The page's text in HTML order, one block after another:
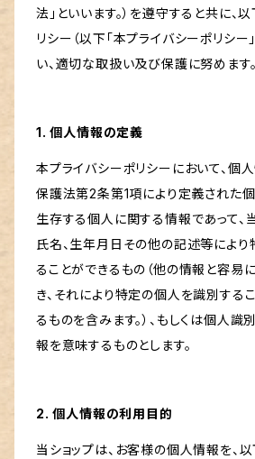
法」といいます。）を遵守すると共に、
リシー（以下「本プライバシーポリシー
い、適切な取扱い及び保護に努めます。
1. 個人情報の定義
本プライバシーポリシーにおいて、個
保護法第2条第1項により定義された個
生存する個人に関する情報であって、
氏名、生年月日その他の記述等によ
ることができるもの（他の情報と容易
き、それにより特定の個人を識別する
るものを含みます。）、もしくは個人
報を意味するものとします。
2. 個人情報の利用目的
当ショップは、お客様の個人情報を、